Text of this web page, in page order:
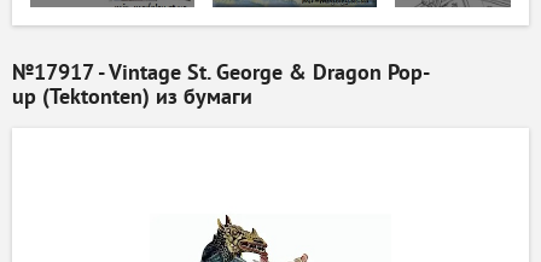
№17917 - Vintage St. George & Dragon Pop-
up (Tektonten) из бумаги